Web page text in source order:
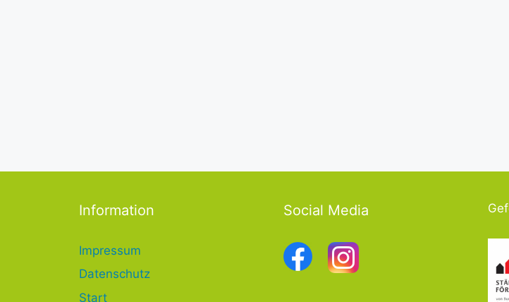
Information
Impressum
Datenschutz
Start
Social Media